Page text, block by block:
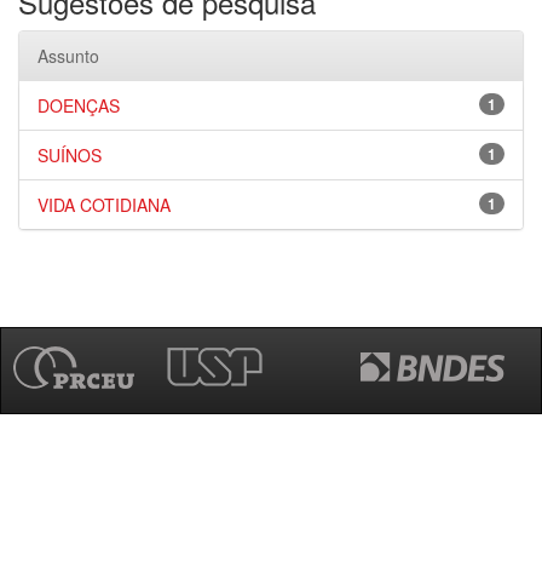
Assunto
1
DOENÇAS
1
SUÍNOS
1
VIDA COTIDIANA